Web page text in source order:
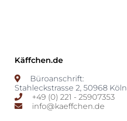
Käffchen.de
Büroanschrift:
Stahleckstrasse 2, 50968 Köln
+49 (0) 221 - 25907353
info@kaeffchen.de